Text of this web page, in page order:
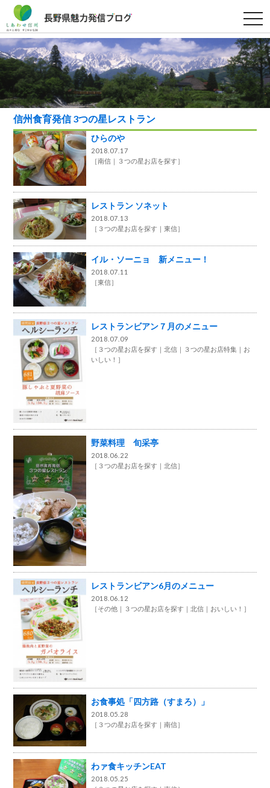
t
o
g
g
l
e
n
a
v
g
i
信州食育発信 3つの星レストラン
ひらのや
2018.07.17
［南信 ３つの星お店を探す］
レストラン ソネット
2018.07.13
［ ３つの星お店を探す 東信］
イル・ソーニョ 新メニュー！
2018.07.11
［東信］
レストランビアン７月のメニュー
2018.07.09
［ ３つの星お店を探す 北信 ３つの星お店特集
お
いしい！ ］
野菜料理 旬采亭
2018.06.22
［ ３つの星お店を探す 北信］
レストランビアン6月のメニュー
2018.06.12
［その他 ３つの星お店を探す 北信 おいしい！ ］
お食事処「四方路（すまろ）」
2018.05.28
［ ３つの星お店を探す 南信］
わァ食キッチンEAT
2018.05.25